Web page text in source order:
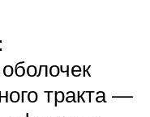
тракта —